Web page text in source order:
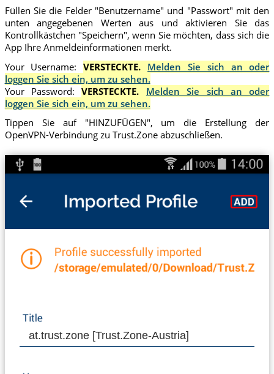
Füllen Sie die Felder "Benutzername" und "Passwort" mit den
unten angegebenen Werten aus und aktivieren Sie das
Kontrollkästchen "Speichern", wenn Sie möchten, dass sich die
App Ihre Anmeldeinformationen merkt.
Your Username:VERSTECKTE. Melden Sie sich an oder
loggen Sie sich ein, um zu sehen.
Your Password:VERSTECKTE. Melden Sie sich an oder
loggen Sie sich ein, um zu sehen.
Tippen Sie auf "HINZUFÜGEN", um die Erstellung der
OpenVPN-Verbindung zu Trust.Zone abzuschließen.
at.trust.zone [Trust.Zone-Austria]